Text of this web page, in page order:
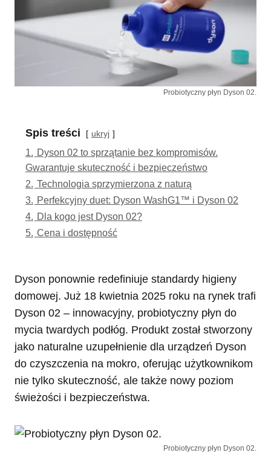
Probiotyczny płyn Dyson 02.
Spis treści ukryj
1. Dyson 02 to sprzątanie bez kompromisów.
Gwarantuje skuteczność i bezpieczeństwo
2. Technologia sprzymierzona z naturą
3. Perfekcyjny duet: Dyson WashG1™ i Dyson 02
4. Dla kogo jest Dyson 02?
5. Cena i dostępność
Dyson ponownie redefiniuje standardy higieny
domowej. Już 18 kwietnia 2025 roku na rynek trafi
Dyson 02 – innowacyjny, probiotyczny płyn do
mycia twardych podłóg. Produkt został stworzony
jako naturalne uzupełnienie dla urządzeń Dyson
do czyszczenia na mokro, oferując użytkownikom
nie tylko skuteczność, ale także nowy poziom
świeżości i bezpieczeństwa.
Probiotyczny płyn Dyson 02.